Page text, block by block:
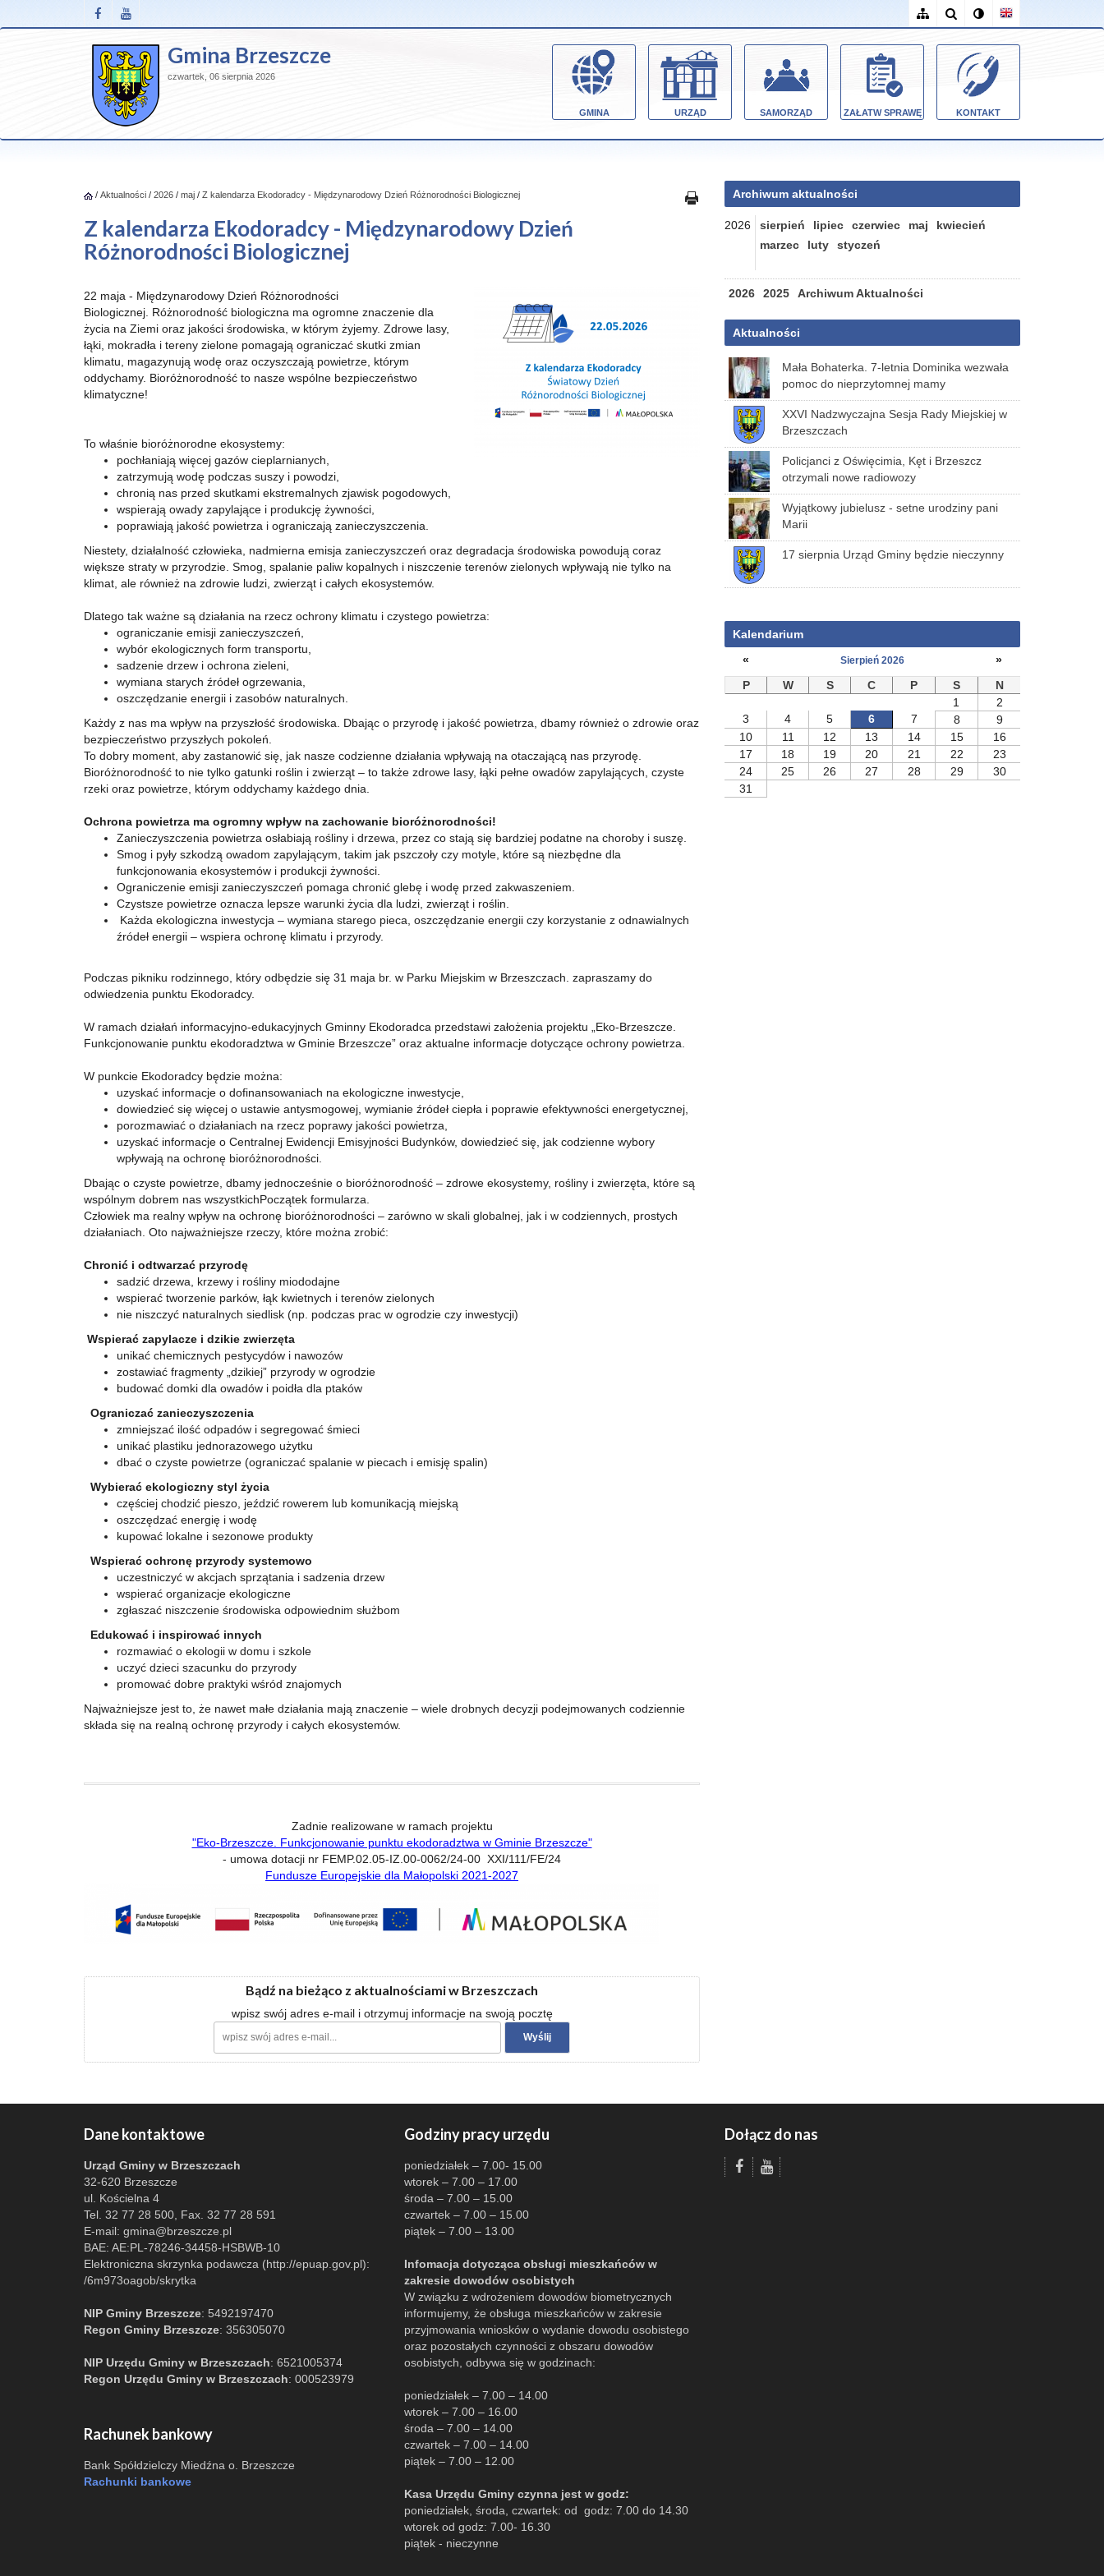
Gmina Brzeszcze
czwartek, 06 sierpnia 2026
GMINA URZĄD SAMORZĄD ZAŁATW SPRAWĘ KONTAKT
/ Aktualności / 2026 / maj / Z kalendarza Ekodoradcy - Międzynarodowy Dzień Różnorodności Biologicznej
Z kalendarza Ekodoradcy - Międzynarodowy Dzień
Różnorodności Biologicznej
22 maja - Międzynarodowy Dzień Różnorodności
Biologicznej. Różnorodność biologiczna ma ogromne znaczenie dla
życia na Ziemi oraz jakości środowiska, w którym żyjemy. Zdrowe lasy,
łąki, mokradła i tereny zielone pomagają ograniczać skutki zmian
klimatu, magazynują wodę oraz oczyszczają powietrze, którym
oddychamy. Bioróżnorodność to nasze wspólne bezpieczeństwo
klimatyczne!
To właśnie bioróżnorodne ekosystemy:
pochłaniają więcej gazów cieplarnianych,
zatrzymują wodę podczas suszy i powodzi,
chronią nas przed skutkami ekstremalnych zjawisk pogodowych,
wspierają owady zapylające i produkcję żywności,
poprawiają jakość powietrza i ograniczają zanieczyszczenia.
Niestety, działalność człowieka, nadmierna emisja zanieczyszczeń oraz degradacja środowiska powodują coraz
większe straty w przyrodzie. Smog, spalanie paliw kopalnych i niszczenie terenów zielonych wpływają nie tylko na
klimat, ale również na zdrowie ludzi, zwierząt i całych ekosystemów.
Dlatego tak ważne są działania na rzecz ochrony klimatu i czystego powietrza:
ograniczanie emisji zanieczyszczeń,
wybór ekologicznych form transportu,
sadzenie drzew i ochrona zieleni,
wymiana starych źródeł ogrzewania,
oszczędzanie energii i zasobów naturalnych.
Każdy z nas ma wpływ na przyszłość środowiska. Dbając o przyrodę i jakość powietrza, dbamy również o zdrowie oraz
bezpieczeństwo przyszłych pokoleń.
To dobry moment, aby zastanowić się, jak nasze codzienne działania wpływają na otaczającą nas przyrodę.
Bioróżnorodność to nie tylko gatunki roślin i zwierząt – to także zdrowe lasy, łąki pełne owadów zapylających, czyste
rzeki oraz powietrze, którym oddychamy każdego dnia.
Ochrona powietrza ma ogromny wpływ na zachowanie bioróżnorodności!
Zanieczyszczenia powietrza osłabiają rośliny i drzewa, przez co stają się bardziej podatne na choroby i suszę.
Smog i pyły szkodzą owadom zapylającym, takim jak pszczoły czy motyle, które są niezbędne dla
funkcjonowania ekosystemów i produkcji żywności.
Ograniczenie emisji zanieczyszczeń pomaga chronić glebę i wodę przed zakwaszeniem.
Czystsze powietrze oznacza lepsze warunki życia dla ludzi, zwierząt i roślin.
Każda ekologiczna inwestycja – wymiana starego pieca, oszczędzanie energii czy korzystanie z odnawialnych
źródeł energii – wspiera ochronę klimatu i przyrody.
Podczas pikniku rodzinnego, który odbędzie się 31 maja br. w Parku Miejskim w Brzeszczach. zapraszamy do
odwiedzenia punktu Ekodoradcy.
W ramach działań informacyjno-edukacyjnych Gminny Ekodoradca przedstawi założenia projektu „Eko-Brzeszcze.
Funkcjonowanie punktu ekodoradztwa w Gminie Brzeszcze” oraz aktualne informacje dotyczące ochrony powietrza.
W punkcie Ekodoradcy będzie można:
uzyskać informacje o dofinansowaniach na ekologiczne inwestycje,
dowiedzieć się więcej o ustawie antysmogowej, wymianie źródeł ciepła i poprawie efektywności energetycznej,
porozmawiać o działaniach na rzecz poprawy jakości powietrza,
uzyskać informacje o Centralnej Ewidencji Emisyjności Budynków, dowiedzieć się, jak codzienne wybory
wpływają na ochronę bioróżnorodności.
Dbając o czyste powietrze, dbamy jednocześnie o bioróżnorodność – zdrowe ekosystemy, rośliny i zwierzęta, które są
wspólnym dobrem nas wszystkichPoczątek formularza.
Człowiek ma realny wpływ na ochronę bioróżnorodności – zarówno w skali globalnej, jak i w codziennych, prostych
działaniach. Oto najważniejsze rzeczy, które można zrobić:
Chronić i odtwarzać przyrodę
sadzić drzewa, krzewy i rośliny miododajne
wspierać tworzenie parków, łąk kwietnych i terenów zielonych
nie niszczyć naturalnych siedlisk (np. podczas prac w ogrodzie czy inwestycji)
Wspierać zapylacze i dzikie zwierzęta
unikać chemicznych pestycydów i nawozów
zostawiać fragmenty „dzikiej” przyrody w ogrodzie
budować domki dla owadów i poidła dla ptaków
Ograniczać zanieczyszczenia
zmniejszać ilość odpadów i segregować śmieci
unikać plastiku jednorazowego użytku
dbać o czyste powietrze (ograniczać spalanie w piecach i emisję spalin)
Wybierać ekologiczny styl życia
częściej chodzić pieszo, jeździć rowerem lub komunikacją miejską
oszczędzać energię i wodę
kupować lokalne i sezonowe produkty
Wspierać ochronę przyrody systemowo
uczestniczyć w akcjach sprzątania i sadzenia drzew
wspierać organizacje ekologiczne
zgłaszać niszczenie środowiska odpowiednim służbom
Edukować i inspirować innych
rozmawiać o ekologii w domu i szkole
uczyć dzieci szacunku do przyrody
promować dobre praktyki wśród znajomych
Najważniejsze jest to, że nawet małe działania mają znaczenie – wiele drobnych decyzji podejmowanych codziennie
składa się na realną ochronę przyrody i całych ekosystemów.
Zadnie realizowane w ramach projektu
"Eko-Brzeszcze. Funkcjonowanie punktu ekodoradztwa w Gminie Brzeszcze"
- umowa dotacji nr FEMP.02.05-IZ.00-0062/24-00 XXI/111/FE/24
Fundusze Europejskie dla Małopolski 2021-2027
Bądź na bieżąco z aktualnościami w Brzeszczach
wpisz swój adres e-mail i otrzymuj informacje na swoją pocztę
Archiwum aktualności
2026 sierpień lipiec czerwiec maj
kwiecień
marzec
luty styczeń
2026 2025 Archiwum Aktualności
Aktualności
Mała Bohaterka. 7-letnia Dominika wezwała
pomoc do nieprzytomnej mamy
XXVI Nadzwyczajna Sesja Rady Miejskiej w
Brzeszczach
Policjanci z Oświęcimia, Kęt i Brzeszcz
otrzymali nowe radiowozy
Wyjątkowy jubielusz - setne urodziny pani
Marii
17 sierpnia Urząd Gminy będzie nieczynny
Kalendarium
«
Sierpień 2026
»
P
W S C P S
N
1
2
3
4 5 6 7 8
9
10
11 12 13 14 15
16
17
18 19 20 21 22
23
24
25 26 27 28 29
30
31
Dane kontaktowe
Urząd Gminy w Brzeszczach
32-620 Brzeszcze
ul. Kościelna 4
Tel. 32 77 28 500, Fax. 32 77 28 591
E-mail: gmina@brzeszcze.pl
BAE: AE:PL-78246-34458-HSBWB-10
Elektroniczna skrzynka podawcza (http://epuap.gov.pl):
/6m973oagob/skrytka
NIP Gminy Brzeszcze: 5492197470
Regon Gminy Brzeszcze: 356305070
NIP Urzędu Gminy w Brzeszczach: 6521005374
Regon Urzędu Gminy w Brzeszczach: 000523979
Rachunek bankowy
Bank Spółdzielczy Miedźna o. Brzeszcze
Rachunki bankowe
Godziny pracy urzędu
poniedziałek – 7.00- 15.00
wtorek – 7.00 – 17.00
środa – 7.00 – 15.00
czwartek – 7.00 – 15.00
piątek – 7.00 – 13.00
Infomacja dotycząca obsługi mieszkańców w
zakresie dowodów osobistych
W związku z wdrożeniem dowodów biometrycznych
informujemy, że obsługa mieszkańców w zakresie
przyjmowania wniosków o wydanie dowodu osobistego
oraz pozostałych czynności z obszaru dowodów
osobistych, odbywa się w godzinach:
poniedziałek – 7.00 – 14.00
wtorek – 7.00 – 16.00
środa – 7.00 – 14.00
czwartek – 7.00 – 14.00
piątek – 7.00 – 12.00
Kasa Urzędu Gminy czynna jest w godz:
poniedziałek, środa, czwartek: od godz: 7.00 do 14.30
wtorek od godz: 7.00- 16.30
piątek - nieczynne
Dołącz do nas